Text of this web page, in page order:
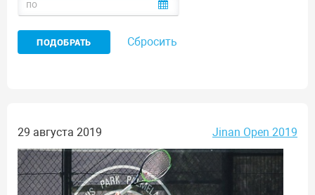
Сбросить
29 августа 2019 Jinan Open 2019